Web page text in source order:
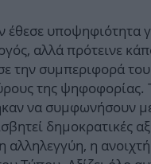
έθεσε υποψηφιότητα
αλλά πρότεινε
την συμπεριφορά
της ψηφοφορίας.
να συμφωνήσουν
δημοκρατικές
αλληλεγγύη, η